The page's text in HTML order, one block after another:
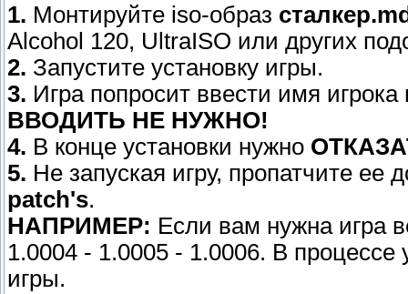
1. Монтируйте iso-образ
Alcohol 120, UltraISO или других
2. Запустите установку игры.
3. Игра попросит ввести имя
ВВОДИТЬ НЕ НУЖНО!
4. В конце установки нужно
5. Не запуская игру, пропатчите
patch's.
НАПРИМЕР: Если вам нужна игра
1.0004 - 1.0005 - 1.0006. В процессе
игры.